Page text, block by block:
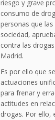
riesgo y grave
consumo de
personas que
sociedad,
contra las
Madrid.
Es por ello que
actuaciones
para frenar y
actitudes en
drogas. Por ello,